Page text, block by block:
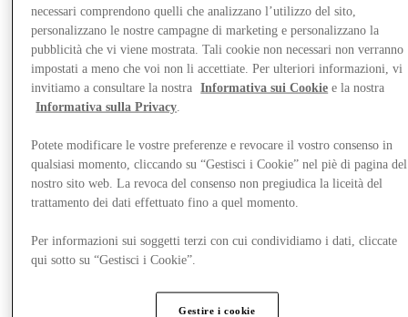
Vieni a trovarci
necessari comprendono quelli che analizzano l’utilizzo del sito,
personalizzano le nostre campagne di marketing e personalizzano la
pubblicità che vi viene mostrata. Tali cookie non necessari non verranno
impostati a meno che voi non li accettiate. Per ulteriori informazioni, vi
invitiamo a consultare la nostra
Informativa sui Cookie e la nostra
Informativa sulla Privacy
Potete modificare le vostre preferenze e revocare il vostro consenso in
qualsiasi momento, cliccando su “Gestisci i Cookie” nel piè di pagina del
nostro sito web. La revoca del consenso non pregiudica la liceità del
trattamento dei dati effettuato fino a quel momento.
Per informazioni sui soggetti terzi con cui condividiamo i dati, cliccate
qui sotto su “Gestisci i Cookie”.
Gestire i cookie